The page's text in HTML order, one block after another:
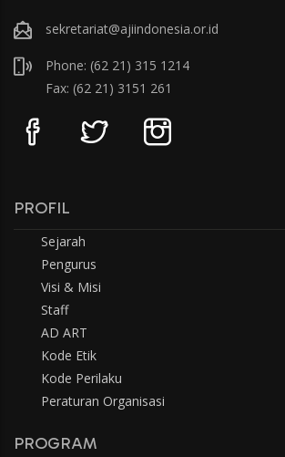
sekretariat@ajiindonesia.or.id
Phone: (62 21) 315 1214
Fax: (62 21) 3151 261
PROFIL
Sejarah
Pengurus
Visi & Misi
Staff
AD ART
Kode Etik
Kode Perilaku
Peraturan Organisasi
PROGRAM